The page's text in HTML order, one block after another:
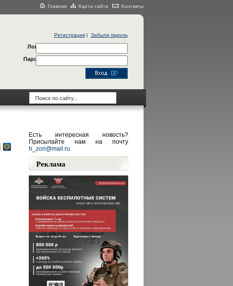
Главная Карта сайта Контакты
Регистрация| Забыли пароль
Логин
Пароль
Есть интересная новость?
Присылайте нам на почту
h_zori@mail.ru
Реклама